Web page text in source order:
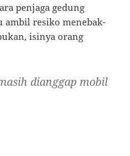
penjaga gedung
ambil resiko menebak-
isinya orang
dianggap mobil